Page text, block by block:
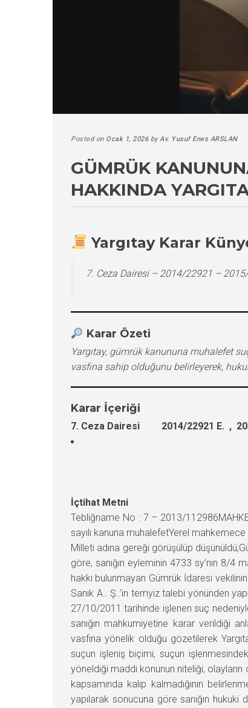
Posted on Ocak 1, 2026byAv. Yusuf Enes ARSLAN
GÜMRÜK
HAKKINDA
Yargıtay Karar
7. Ceza Dairesi – 2014/22921 –
Karar Özeti
Yargıtay, gümrük kanununa muhalefet
vasfına sahip olduğunu belirleyerek,
Karar İçeriği
7. Ceza Dairesi 2014/22921 E. ,
İçtihat Metni
Tebliğname No : 7 – 2013/
sayılı kanuna muhalefetYerel
Milleti adına gereği görüşülüp
göre, sanığın eyleminin 4733 sy’nın 8/
hakkı bulunmayan Gümrük İdaresi
Sanık A.. Ş..’in temyiz talebi yönünden
27/10/2011 tarihinde işlenen suç
sanığın mahkumiyetine karar verildiği
vasfına yönelik olduğu gözetilerek
suçun işleniş biçimi, suçun
yöneldiği maddi konunun niteliği,
kapsamında kalıp kalmadığının
yapılarak sonucuna göre sanığın hukuki